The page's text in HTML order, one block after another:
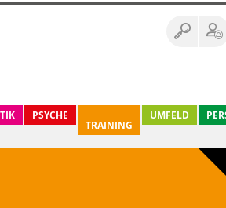
PSYCHE
TRAINING
UMFELD